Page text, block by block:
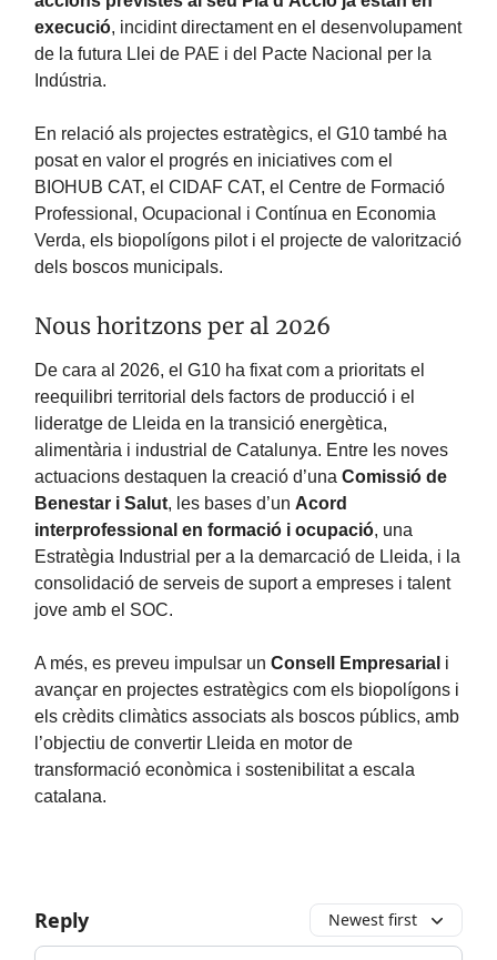
execució, incidint directament en el desenvolupament
de la futura Llei de PAE i del Pacte Nacional per la
Indústria.
En relació als projectes estratègics, el G10 també ha
posat en valor el progrés en iniciatives com el
BIOHUB CAT, el CIDAF CAT, el Centre de Formació
Professional, Ocupacional i Contínua en Economia
Verda, els biopolígons pilot i el projecte de valorització
dels boscos municipals.
Nous horitzons per al 2026
De cara al 2026, el G10 ha fixat com a prioritats el
reequilibri territorial dels factors de producció i el
lideratge de Lleida en la transició energètica,
alimentària i industrial de Catalunya. Entre les noves
actuacions destaquen la creació d’una Comissió de
Benestar i Salut, les bases d’un Acord
interprofessional en formació i ocupació, una
Estratègia Industrial per a la demarcació de Lleida, i la
consolidació de serveis de suport a empreses i talent
jove amb el SOC.
A més, es preveu impulsar un Consell Empresarial i
avançar en projectes estratègics com els biopolígons i
els crèdits climàtics associats als boscos públics, amb
l’objectiu de convertir Lleida en motor de
transformació econòmica i sostenibilitat a escala
catalana.
Reply Newest first